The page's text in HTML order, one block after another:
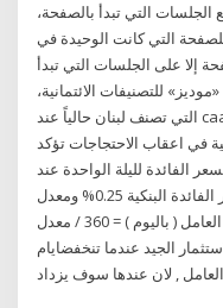
التي تبدأ بالصفحة،
التي كانت الوحيدة في
إلا على الجلسات التي تبدأ
للتصنيفات الائتمانية،
التي تصنف لبنان حالياً عند caa1 اي درجة مخاطر كبيرة، ان موافقة
في اعقاب الاحتجاجات تؤكد
الفائدة لليلة الواحدة عند
الحد الأدنى الفعال عند0.25%. ويقابل سعر الفائدة البنكية 0.25% ومعدل
الودائع 0.25%. معدل دوران رأس المال العامل ( بالیوم ) = 360 / معدل
الجید عندما تنخفضایام
, لان عندھا سوف یزداد